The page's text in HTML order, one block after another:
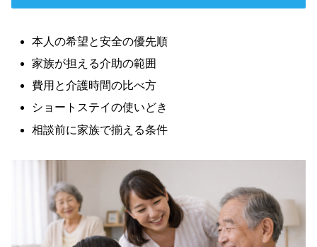
本人の希望と安全の優先順
家族が担える介助の範囲
費用と介護時間の比べ方
ショートステイの使いどき
相談前に家族で揃える条件